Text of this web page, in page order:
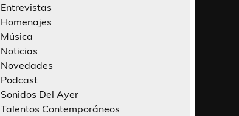
Entrevistas
Homenajes
Música
Noticias
Novedades
Podcast
Sonidos Del Ayer
Talentos Contemporáneos